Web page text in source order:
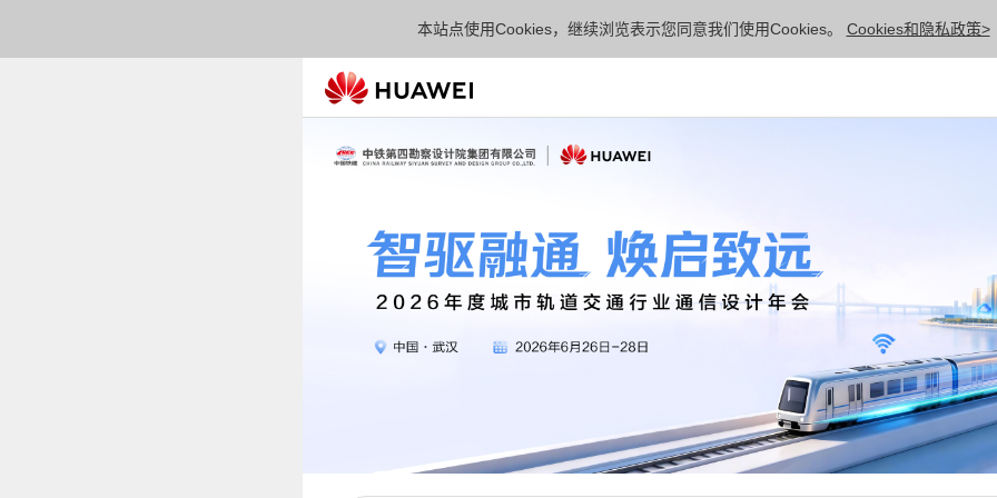
本站点使用Cookies，继续浏览表示您同意我们使用Cookies。 Cookies和隐私政策>